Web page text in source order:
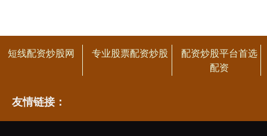
短线配资炒股网 专业股票配资炒股
配资炒股平台首选
配资
友情链接：